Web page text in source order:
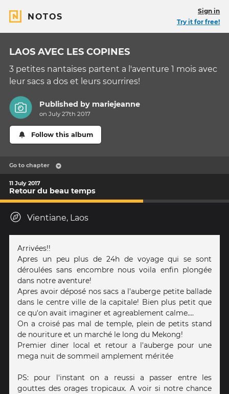
NOTOS
Sign in
Try it for free!
LAOS AVEC LES COPINES
3 petites nantaises partent a l'aventure 1 mois avec
leur sacs a dos et leurs sourrires!
Published by mariejeanne
on July 27th 2017
Follow this album
Go to chapter
11 July 2017
Retour du beau temps
Vientiane, Laos
Arrivées!!
Apres un peu plus de 24h de voyage qui se sont
déroulées sans encombre nous voila enfin plongée
dans notre aventure!
Apres avoir déposé nos sacs a l'auberge petite ballade
dans le centre ville de la capitale! Bien plus petit que
ce qu'on avait imaginer et agreablement calme....
On a croisé pas mal de temple, plein de petits stand
de nouriture et un marché le long du Mekong!
Premier diner local et retour a l'auberge pour une
mega nuit de sommeil amplement méritée
PS: pour l'instant on a reussi a passer entre les
gouttes des orages tropicaux. A voir si notre chance